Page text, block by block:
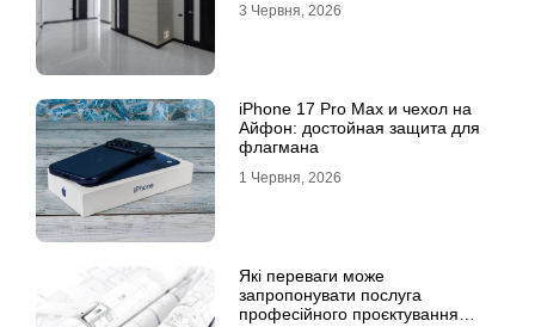
3 Червня, 2026
iPhone 17 Pro Max и чехол на
Айфон: достойная защита для
флагмана
1 Червня, 2026
Які переваги може
запропонувати послуга
професійного проєктування